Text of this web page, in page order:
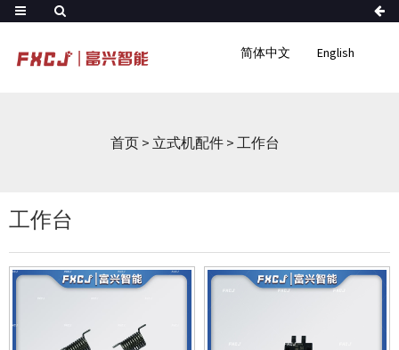
English
简体中文
首页 > 立式机配件 > 工作台
工作台